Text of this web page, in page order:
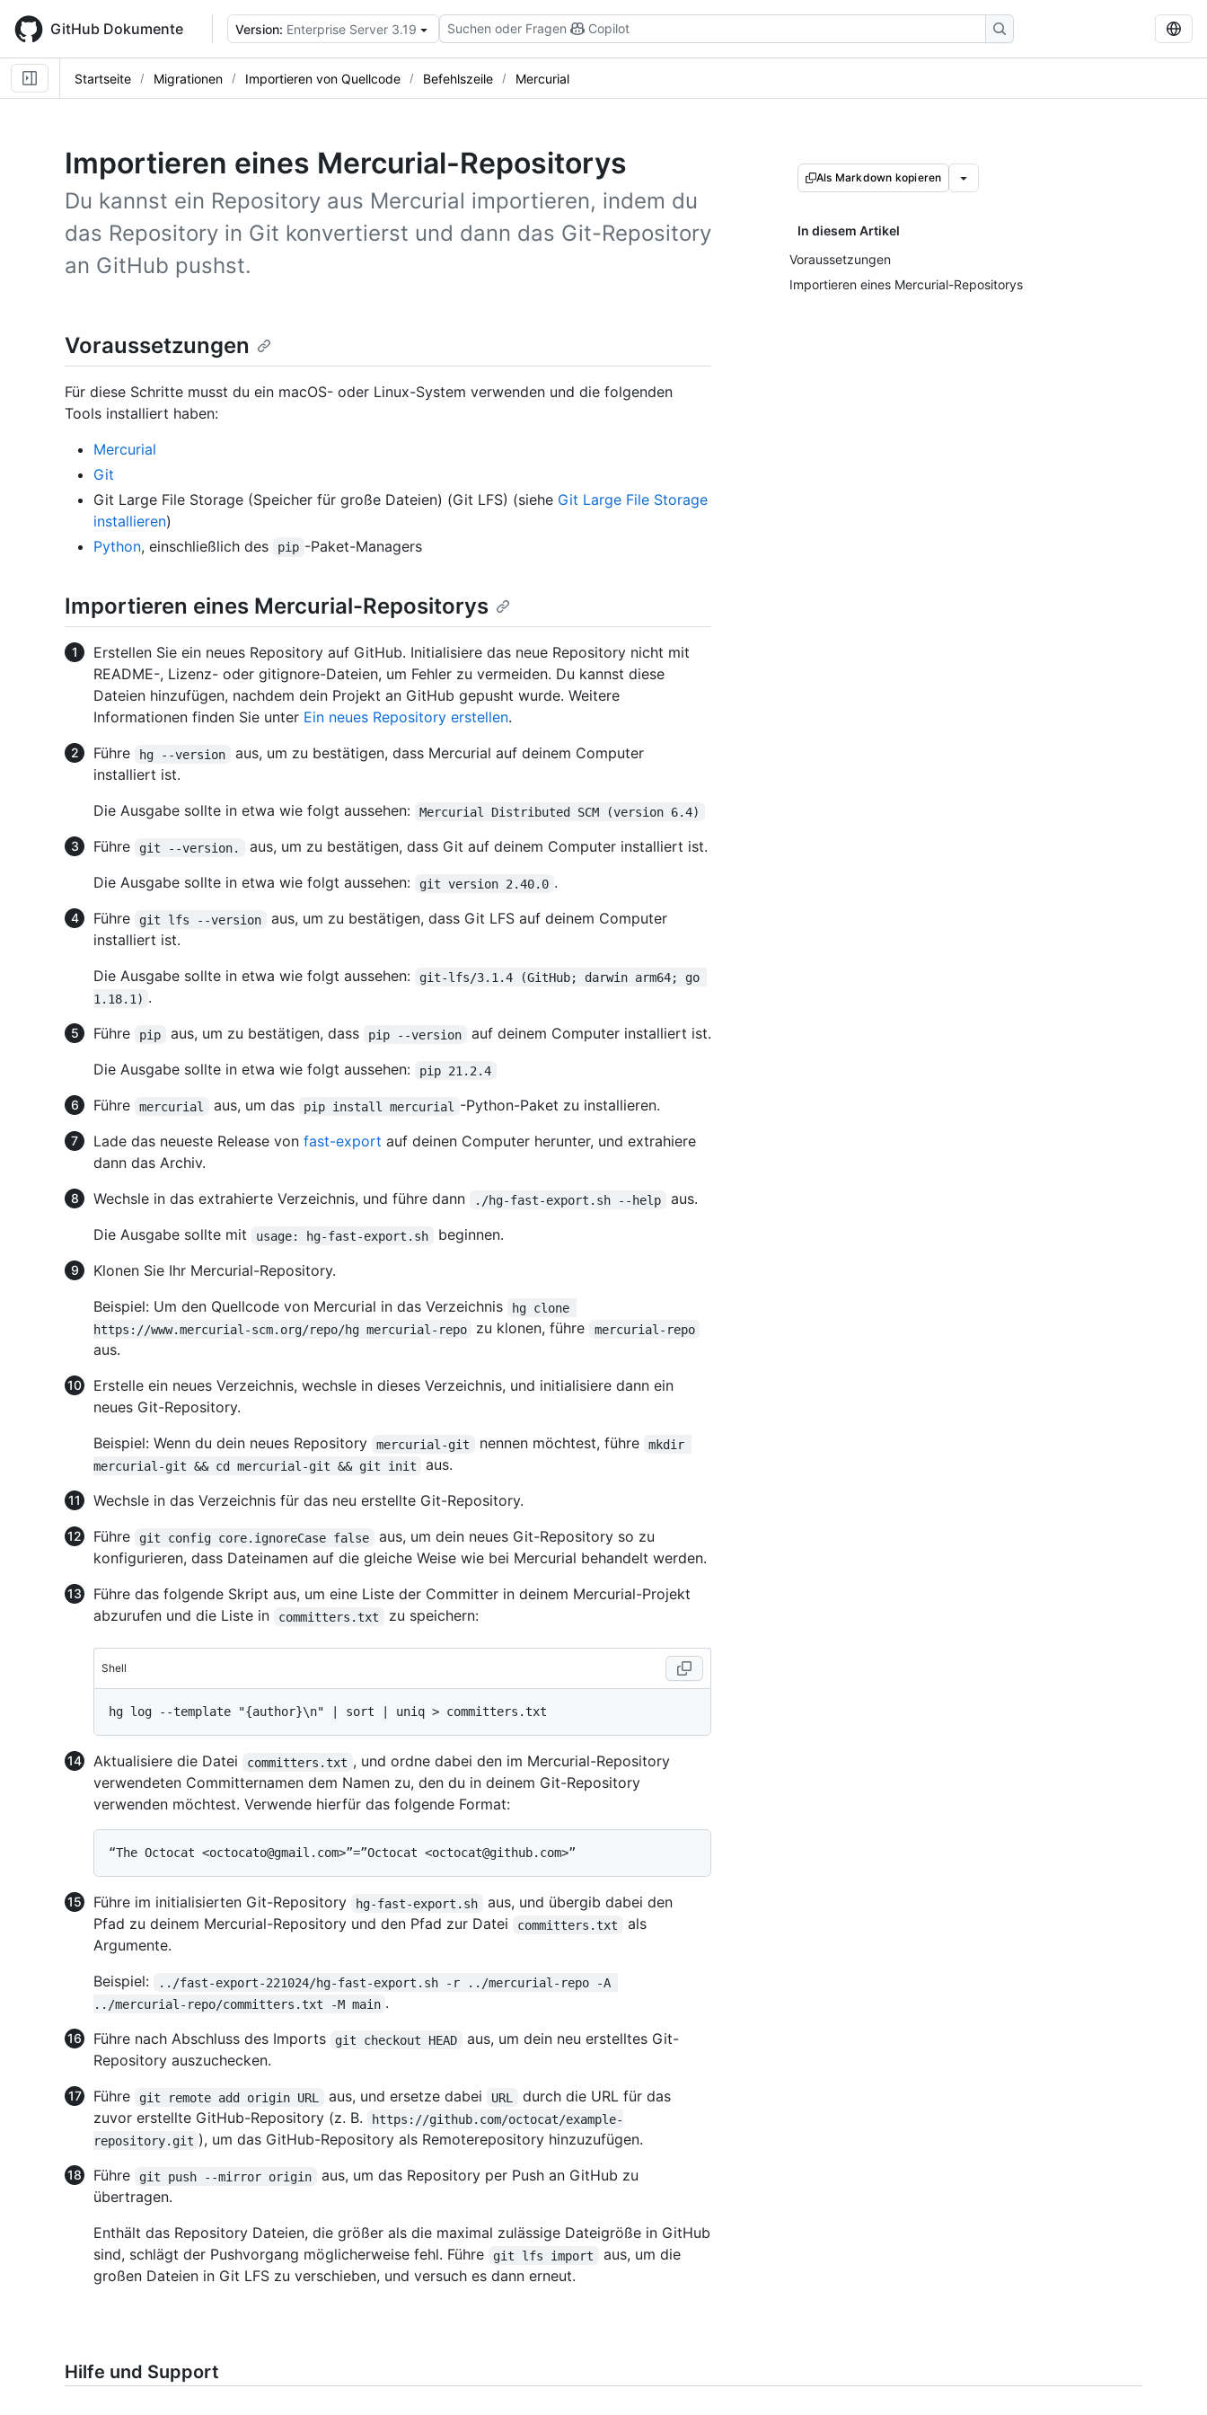
main
content
GitHub Dokumente Version: Enterprise Server 3.19 Suchen oder Fragen Copilot
Startseite Migrationen Importieren von Quellcode Befehlszeile Mercurial
Importieren eines Mercurial-Repositorys
Du kannst ein Repository aus Mercurial importieren, indem du
das Repository in Git konvertierst und dann das Git-Repository
an GitHub pushst.
Als Markdown kopieren
In diesem Artikel
Voraussetzungen
Importieren eines Mercurial-Repositorys
Voraussetzungen
Für diese Schritte musst du ein macOS- oder Linux-System verwenden und die folgenden
Tools installiert haben:
Mercurial
Git
Git Large File Storage (Speicher für große Dateien) (Git LFS) (siehe Git Large File Storage
installieren)
Python, einschließlich des pip -Paket-Managers
Importieren eines Mercurial-Repositorys
Erstellen Sie ein neues Repository auf GitHub. Initialisiere das neue Repository nicht mit
README-, Lizenz- oder gitignore-Dateien, um Fehler zu vermeiden. Du kannst diese
Dateien hinzufügen, nachdem dein Projekt an GitHub gepusht wurde. Weitere
Informationen finden Sie unter Ein neues Repository erstellen.
Führe
hg --version
aus, um zu bestätigen, dass Mercurial auf deinem Computer
installiert ist.
Die Ausgabe sollte in etwa wie folgt aussehen:
Mercurial Distributed SCM (version 6.4)
Führe git --version.
aus, um zu bestätigen, dass Git auf deinem Computer installiert ist.
Die Ausgabe sollte in etwa wie folgt aussehen:
git version 2.40.0 .
Führe
git lfs --version
aus, um zu bestätigen, dass Git LFS auf deinem Computer
installiert ist.
Die Ausgabe sollte in etwa wie folgt aussehen:
git-lfs/3.1.4 (GitHub; darwin arm64; go
1.18.1) .
Führe
pip aus, um zu bestätigen, dass pip --version
auf deinem Computer installiert ist.
Die Ausgabe sollte in etwa wie folgt aussehen:
pip 21.2.4
Führe mercurial aus, um das pip install mercurial
-Python-Paket zu installieren.
Lade das neueste Release von fast-export auf deinen Computer herunter, und extrahiere
dann das Archiv.
Wechsle in das extrahierte Verzeichnis, und führe dann
./hg-fast-export.sh --help
aus.
Die Ausgabe sollte mit
usage: hg-fast-export.sh
beginnen.
Klonen Sie Ihr Mercurial-Repository.
Beispiel: Um den Quellcode von Mercurial in das Verzeichnis
hg clone
https://www.mercurial-scm.org/repo/hg mercurial-repo
zu klonen, führe mercurial-repo
aus.
Erstelle ein neues Verzeichnis, wechsle in dieses Verzeichnis, und initialisiere dann ein
neues Git-Repository.
Beispiel: Wenn du dein neues Repository
mercurial-git nennen möchtest, führe
mkdir
mercurial-git && cd mercurial-git && git init
aus.
Wechsle in das Verzeichnis für das neu erstellte Git-Repository.
Führe
git config core.ignoreCase false
aus, um dein neues Git-Repository so zu
konfigurieren, dass Dateinamen auf die gleiche Weise wie bei Mercurial behandelt werden.
Führe das folgende Skript aus, um eine Liste der Committer in deinem Mercurial-Projekt
abzurufen und die Liste in
committers.txt zu speichern:
Shell
Aktualisiere die Datei committers.txt , und ordne dabei den im Mercurial-Repository
verwendeten Committernamen dem Namen zu, den du in deinem Git-Repository
verwenden möchtest. Verwende hierfür das folgende Format:
Führe im initialisierten Git-Repository hg-fast-export.sh
aus, und übergib dabei den
Pfad zu deinem Mercurial-Repository und den Pfad zur Datei
committers.txt
als
Argumente.
Beispiel:
../fast-export-221024/hg-fast-export.sh -r ../mercurial-repo -A
../mercurial-repo/committers.txt -M main .
Führe nach Abschluss des Imports
git checkout HEAD
aus, um dein neu erstelltes Git-
Repository auszuchecken.
Führe
git remote add origin URL aus, und ersetze dabei URL
durch die URL für das
zuvor erstellte GitHub-Repository (z. B.
https://github.com/octocat/example-
repository.git ), um das GitHub-Repository als Remoterepository hinzuzufügen.
Führe
git push --mirror origin
aus, um das Repository per Push an GitHub zu
übertragen.
Enthält das Repository Dateien, die größer als die maximal zulässige Dateigröße in GitHub
sind, schlägt der Pushvorgang möglicherweise fehl. Führe
git lfs import
aus, um die
großen Dateien in Git LFS zu verschieben, und versuch es dann erneut.
Hilfe und Support